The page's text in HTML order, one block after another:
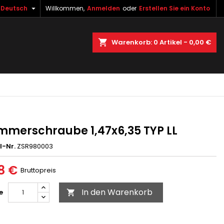
Willkommen, Anmelden oder Erstellen Sie ein Konto
Deutsch 
Warenkorb 0 Artikel - 0,00 €
1,47x6,35 TYP LL
Nr. ZSR980003
€ Bruttopreis
 In den Warenkorb